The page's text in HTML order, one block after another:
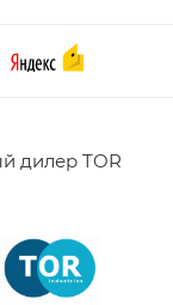
дилер TOR